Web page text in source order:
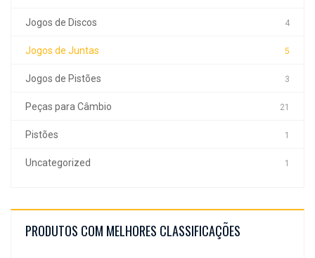
Jogos de Discos 4
Jogos de Juntas 5
Jogos de Pistões 3
Peças para Câmbio 21
Pistões 1
Uncategorized 1
PRODUTOS COM MELHORES CLASSIFICAÇÕES